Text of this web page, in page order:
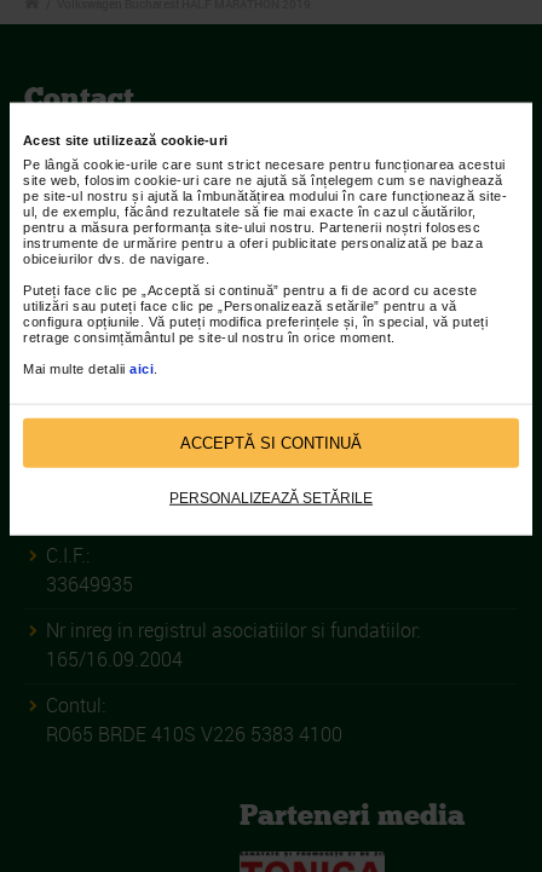
Acest site utilizează cookie-uri
Pe lângă cookie-urile care sunt strict necesare pentru funcționarea acestui
site web, folosim cookie-uri care ne ajută să înțelegem cum se navighează
pe site-ul nostru și ajută la îmbunătățirea modului în care funcționează site-
ul, de exemplu, făcând rezultatele să fie mai exacte în cazul căutărilor,
pentru a măsura performanța site-ului nostru. Partenerii noștri folosesc
instrumente de urmărire pentru a oferi publicitate personalizată pe baza
obiceiurilor dvs. de navigare.
Puteți face clic pe „Acceptă si continuă” pentru a fi de acord cu aceste
utilizări sau puteți face clic pe „Personalizează setările” pentru a vă
configura opțiunile. Vă puteți modifica preferințele și, în special, vă puteți
retrage consimțământul pe site-ul nostru în orice moment.
Mai multe detalii aici
ACCEPTĂ SI CONTINUĂ
PERSONALIZEAZĂ SETĂRILE
Contact
Adresa:
Str Islaz nr. 2 Sector 1 Bucuresti
Telefoane:
021.207.9136 / 021.207.9137
Fax:
021.207.9141
ASOCIATIA CATENA RACING
C.I.F.:
33649935
Nr inreg in registrul asociatiilor si fundatiilor:
165/16.09.2004
Contul:
RO65 BRDE 410S V226 5383 4100
Parteneri media